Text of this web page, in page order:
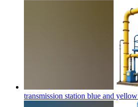
transmission station blue and yellow